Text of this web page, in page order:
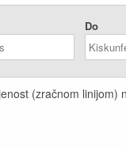
Do
(zračnom linijom)